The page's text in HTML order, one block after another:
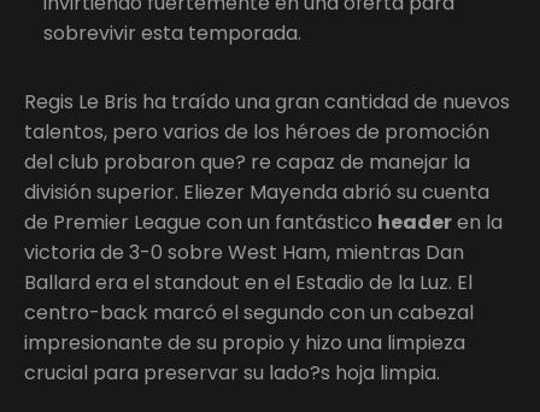
sobrevivir esta temporada.
Regis Le Bris ha traído una gran cantidad de nuevos
talentos, pero varios de los héroes de promoción
del club probaron que? re capaz de manejar la
división superior. Eliezer Mayenda abrió su cuenta
de Premier League con un fantástico headeren la
victoria de 3-0 sobre West Ham, mientras Dan
Ballard era el standout en el Estadio de la Luz. El
centro-back marcó el segundo con un cabezal
impresionante de su propio y hizo una limpieza
crucial para preservar su lado?s hoja limpia.